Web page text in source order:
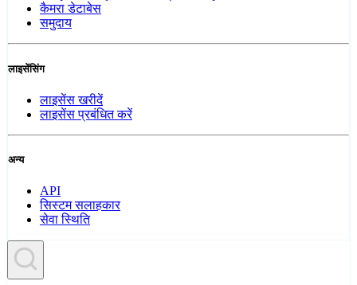
कैमरा डेटाबेस
समुदाय
लाइसेंसिंग
लाइसेंस खरीदें
लाइसेंस प्रबंधित करें
अन्य
API
सिस्टम सलाहकार
सेवा स्थिति